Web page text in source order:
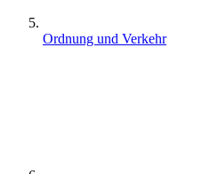
Ordnung und Verkehr